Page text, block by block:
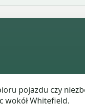
pojazdu czy
wokół Whitefield.